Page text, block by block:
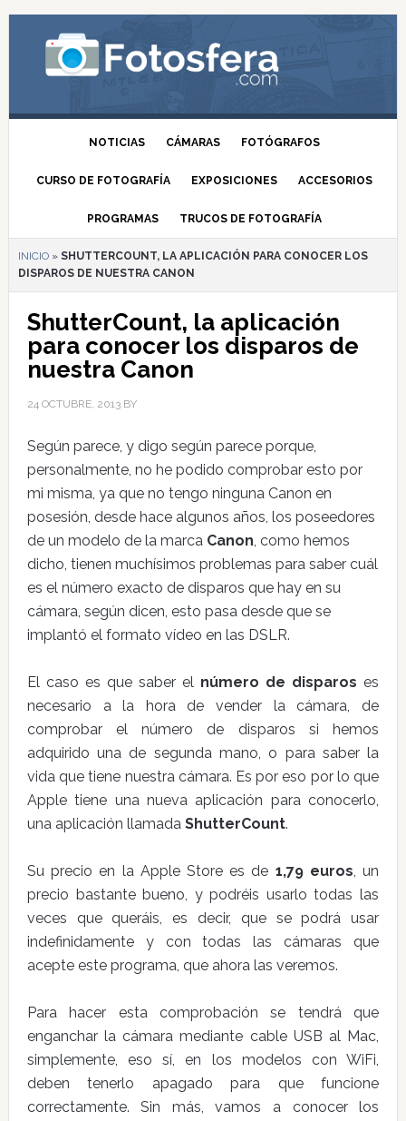
NOTICIAS CÁMARAS FOTÓGRAFOS
CURSO DE FOTOGRAFÍA EXPOSICIONES ACCESORIOS
PROGRAMAS TRUCOS DE FOTOGRAFÍA
INICIO» SHUTTERCOUNT, LA APLICACIÓN PARA CONOCER LOS
DISPAROS DE NUESTRA CANON
ShutterCount, la aplicación
para conocer los disparos de
nuestra Canon
24 OCTUBRE, 2013BY
Según parece, y digo según parece porque,
personalmente, no he podido comprobar esto por
mi misma, ya que no tengo ninguna Canon en
posesión, desde hace algunos años, los poseedores
de un modelo de la marca Canon, como hemos
dicho, tienen muchísimos problemas para saber cuál
es el número exacto de disparos que hay en su
cámara, según dicen, esto pasa desde que se
implantó el formato vídeo en las DSLR.
El caso es que saber el número de disparos es
necesario a la hora de vender la cámara, de
comprobar el número de disparos si hemos
adquirido una de segunda mano, o para saber la
vida que tiene nuestra cámara. Es por eso por lo que
Apple tiene una nueva aplicación para conocerlo,
una aplicación llamada ShutterCount.
Su precio en la Apple Store es de 1,79 euros, un
precio bastante bueno, y podréis usarlo todas las
veces que queráis, es decir, que se podrá usar
indefinidamente y con todas las cámaras que
acepte este programa, que ahora las veremos.
Para hacer esta comprobación se tendrá que
enganchar la cámara mediante cable USB al Mac,
simplemente, eso sí, en los modelos con WiFi,
deben tenerlo apagado para que funcione
correctamente. Sin más, vamos a conocer los